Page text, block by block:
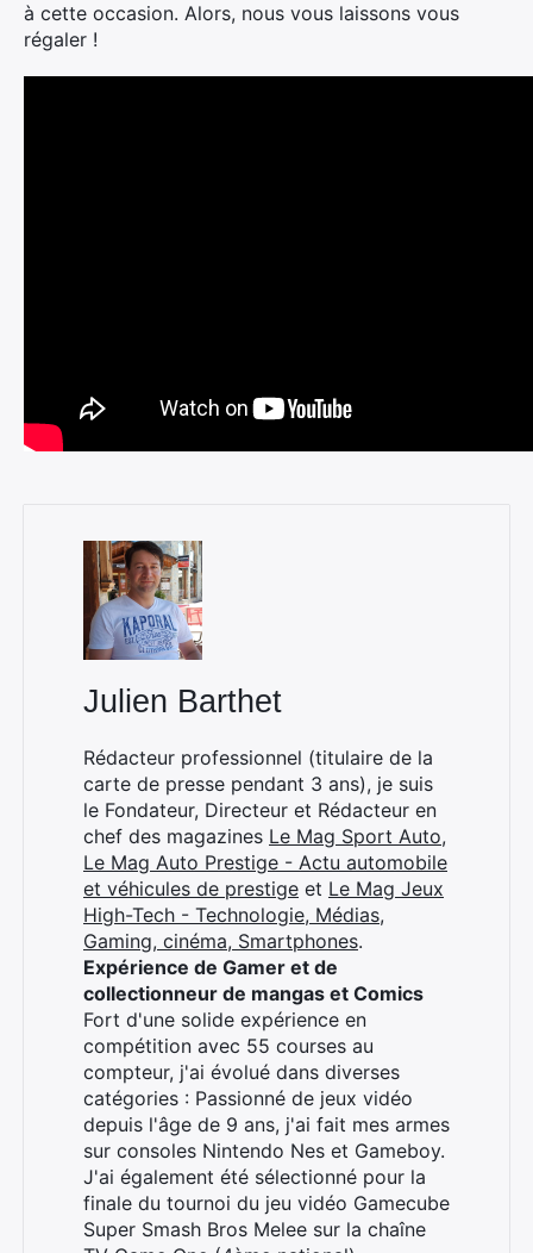
à cette occasion. Alors, nous vous laissons vous
régaler !
Julien Barthet
Rédacteur professionnel (titulaire de la
carte de presse pendant 3 ans), je suis
le Fondateur, Directeur et Rédacteur en
chef des magazines Le Mag Sport Auto,
Le Mag Auto Prestige - Actu automobile
et véhicules de prestige et Le Mag Jeux
High-Tech - Technologie, Médias,
Gaming, cinéma, Smartphones.
Expérience de Gamer et de
collectionneur de mangas et Comics
Fort d'une solide expérience en
compétition avec 55 courses au
compteur, j'ai évolué dans diverses
catégories : Passionné de jeux vidéo
depuis l'âge de 9 ans, j'ai fait mes armes
sur consoles Nintendo Nes et Gameboy.
J'ai également été sélectionné pour la
finale du tournoi du jeu vidéo Gamecube
Super Smash Bros Melee sur la chaîne